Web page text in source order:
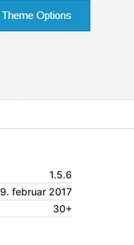
1.5.6
9. februar 2017
30+